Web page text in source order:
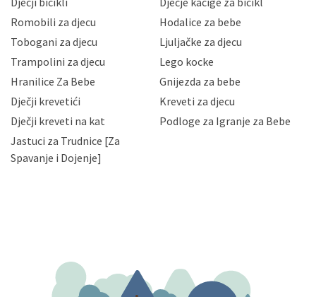
gubitka ili uništenja. Mae.hr štiti privatnost svojih
korisnika i posjetitelja web stranica, čuva povjerljivost
Vaših osobnih podataka te omogućava pristup i
priopćavanje osobnih podataka samo onim svojim
zaposlenicima kojima su isti potrebni radi provedbe
slučajevima koji su dozvoljeni zakonima. Napominjemo
da možete u svako doba, u potpunosti ili djelomice,
zatražiti prestanak aktivnosti obrade Vaših osobnih
podataka. Opoziv privole možete podnijeti poštom na
gore navedenu adresu ili e-mailom na adresu:
Romobili za djecu
Hodalice za bebe
Tobogani za djecu
Ljuljačke za djecu
Trampolini za djecu
Lego kocke
Hranilice Za Bebe
Gnijezda za bebe
Dječji krevetići
Kreveti za djecu
Dječji kreveti na kat
Podloge za Igranje za Bebe
Jastuci za Trudnice [Za
Spavanje i Dojenje]